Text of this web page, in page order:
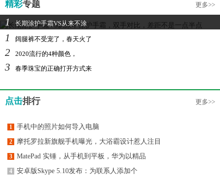
精彩专题 更多>>
1 长期涂护手霜VS从来不涂
1 阔腿裤不受宠了，春天火了
2 2020流行的4种颜色，
3 春季珠宝的正确打开方式来
点击排行 更多>>
1 手机中的照片如何导入电脑
2 摩托罗拉新旗舰手机曝光，大浴霸设计惹人注目
3 MatePad 实锤，从手机到平板，华为以精品
4 安卓版Skype 5.10发布：为联系人添加个